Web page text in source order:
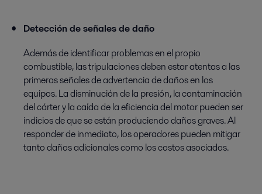
Detección de señales de daño
Además de identificar problemas en el propio
combustible, las tripulaciones deben estar atentas a las
primeras señales de advertencia de daños en los
equipos. La disminución de la presión, la contaminación
del cárter y la caída de la eficiencia del motor pueden ser
indicios de que se están produciendo daños graves. Al
responder de inmediato, los operadores pueden mitigar
tanto daños adicionales como los costos asociados.